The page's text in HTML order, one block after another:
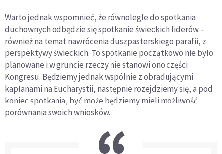
Warto jednak wspomnieć, że równolegle do spotkania
duchownych odbędzie się spotkanie świeckich liderów –
również na temat nawrócenia duszpasterskiego parafii, z
perspektywy świeckich. To spotkanie początkowo nie było
planowane i w gruncie rzeczy nie stanowi ono części
Kongresu. Będziemy jednak wspólnie z obradującymi
kapłanami na Eucharystii, następnie rozejdziemy się, a pod
koniec spotkania, być może będziemy mieli możliwość
porównania swoich wniosków.